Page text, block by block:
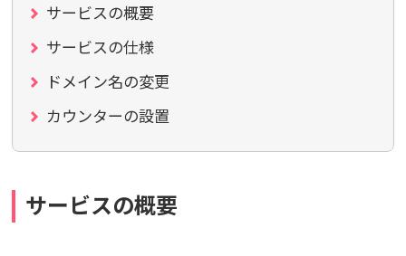
サービスの概要
サービスの仕様
ドメイン名の変更
カウンターの設置
サービスの概要